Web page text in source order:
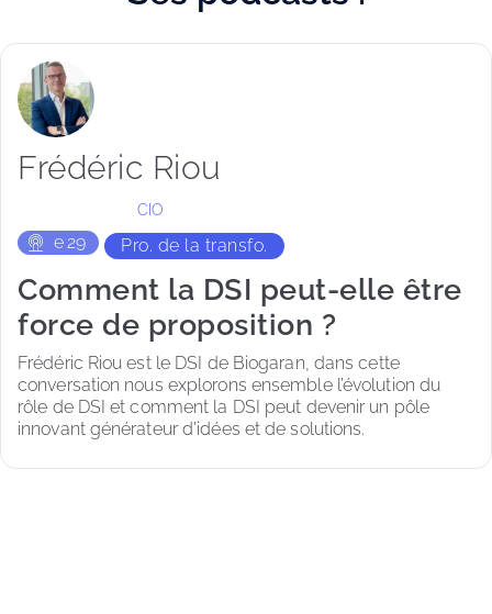
Frédéric Riou
CIO
e29 Pro. de la transfo.
Comment la DSI peut-elle être
force de proposition ?
Frédéric Riou est le DSI de Biogaran, dans cette
conversation nous explorons ensemble l’évolution du
rôle de DSI et comment la DSI peut devenir un pôle
innovant générateur d’idées et de solutions.